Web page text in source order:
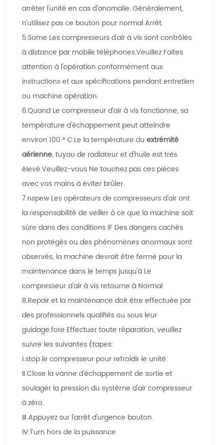
arrêter l'unité en cas d'anomalie. Généralement,
n'utilisez pas ce bouton pour normal Arrêt.
5.Some Les compresseurs d'air à vis sont contrôlés
à distance par mobile téléphones.Veuillez Faites
attention à l'opération conformément aux
instructions et aux spécifications pendant entretien
ou machine opération.
6.Quand Le compresseur d'air à vis fonctionne, sa
température d'échappement peut atteindre
environ 100 ° C.Le la température du extrémité
aérienne, tuyau de radiateur et d'huile est très
élevé.Veuillez-vous Ne touchez pas ces pièces
avec vos mains à éviter brûler.
7.nspew Les opérateurs de compresseurs d'air ont
la responsabilité de veiller à ce que la machine soit
sûre dans des conditions IF Des dangers cachés
non protégés ou des phénomènes anormaux sont
observés, la machine devrait être fermé pour la
maintenance dans le temps jusqu'à Le
compresseur d'air à vis retourne à Normal.
8.Repair et la maintenance doit être effectuée par
des professionnels qualifiés ou sous leur
guidage.fore Effectuer toute réparation, veuillez
suivre les suivantes Étapes:
Ⅰ.stop le compresseur pour refroidir le unité.
Ⅱ.Close la vanne d'échappement de sortie et
soulager la pression du système d'air compresseur
à zéro.
Ⅲ.Appuyez sur l'arrêt d'urgence bouton.
Ⅳ.Turn hors de la puissance